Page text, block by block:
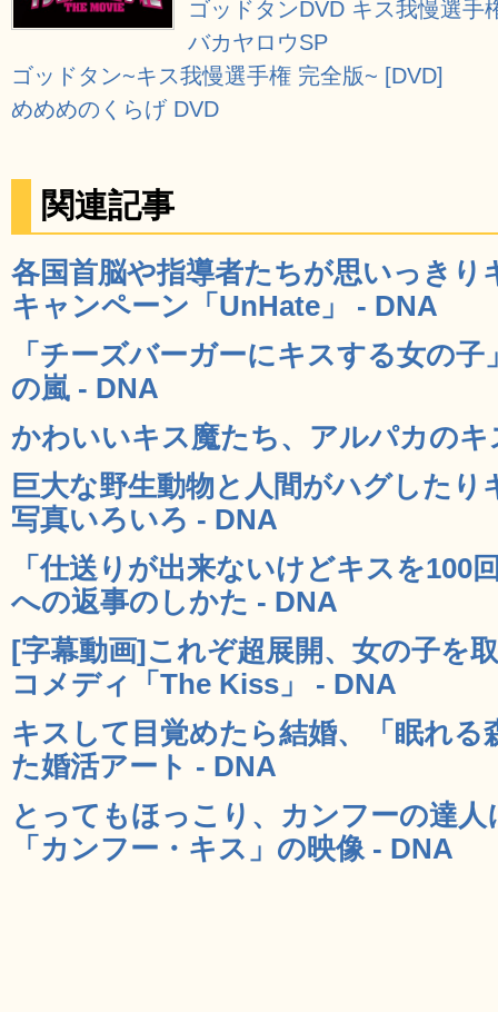
ゴッドタンDVD キス我慢選
バカヤロウSP
ゴッドタン~キス我慢選手権 完全版~ [DVD]
めめめのくらげ DVD
関連記事
各国首脳や指導者たちが思いっき
キャンペーン「UnHate」 - DNA
「チーズバーガーにキスする女の
の嵐 - DNA
かわいいキス魔たち、アルパカのキ
巨大な野生動物と人間がハグした
写真いろいろ - DNA
「仕送りが出来ないけどキスを
への返事のしかた - DNA
[字幕動画]これぞ超展開、女の子を
コメディ「The Kiss」 - DNA
キスして目覚めたら結婚、「眠れる
た婚活アート - DNA
とってもほっこり、カンフーの達
「カンフー・キス」の映像 - DNA